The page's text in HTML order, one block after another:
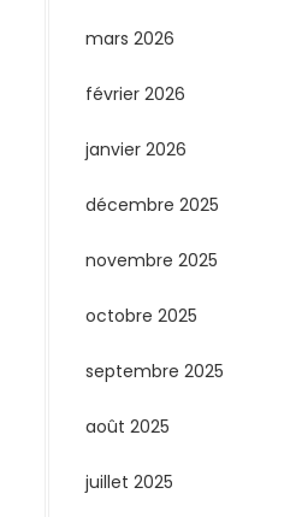
mars 2026
février 2026
janvier 2026
décembre 2025
novembre 2025
octobre 2025
septembre 2025
août 2025
juillet 2025